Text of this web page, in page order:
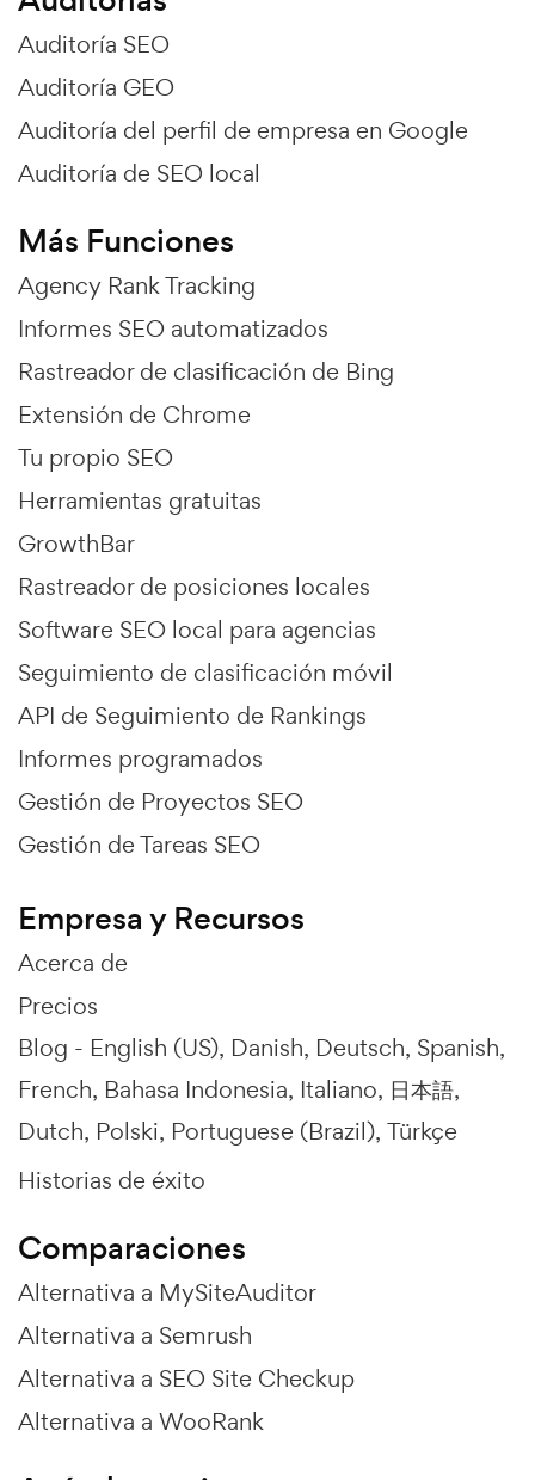
Auditoría SEO
Auditoría GEO
Auditoría del perfil de empresa en Google
Auditoría de SEO local
Más Funciones
Agency Rank Tracking
Informes SEO automatizados
Rastreador de clasificación de Bing
Extensión de Chrome
Tu propio SEO
Herramientas gratuitas
GrowthBar
Rastreador de posiciones locales
Software SEO local para agencias
Seguimiento de clasificación móvil
API de Seguimiento de Rankings
Informes programados
Gestión de Proyectos SEO
Gestión de Tareas SEO
Empresa y Recursos
Acerca de
Precios
Blog - English (US) Danish Deutsch Spanish
French Bahasa Indonesia Italiano 日本語
Dutch Polski Portuguese (Brazil) Türkçe
Historias de éxito
Comparaciones
Alternativa a MySiteAuditor
Alternativa a Semrush
Alternativa a SEO Site Checkup
Alternativa a WooRank